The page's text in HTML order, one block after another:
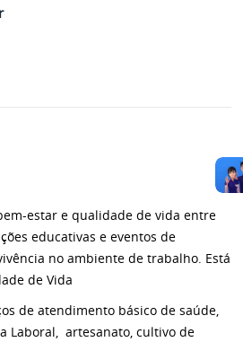
estar e qualidade de vida entre
educativas e eventos de
no ambiente de trabalho. Está
de Vida
de atendimento básico de saúde,
Laboral, artesanato, cultivo de